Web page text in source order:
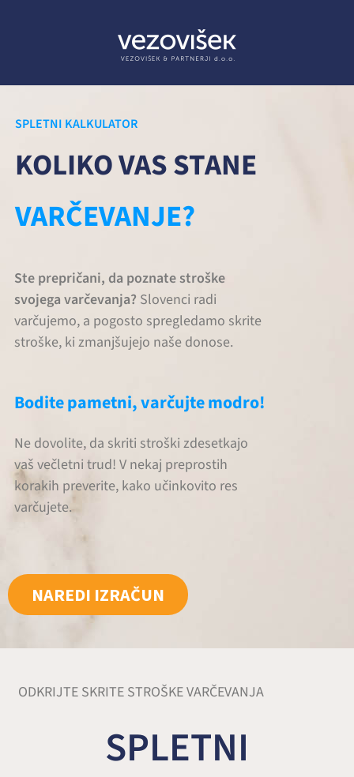
SPLETNI KALKULATOR
KOLIKO VAS STANE
VARČEVANJE?
Ste prepričani, da poznate stroške
svojega varčevanja? Slovenci radi
varčujemo, a pogosto spregledamo skrite
stroške, ki zmanjšujejo naše donose.
Bodite pametni, varčujte modro!
Ne dovolite, da skriti stroški zdesetkajo
vaš večletni trud! V nekaj preprostih
korakih preverite, kako učinkovito res
varčujete.
NAREDI IZRAČUN
ODKRIJTE SKRITE STROŠKE VARČEVANJA
SPLETNI